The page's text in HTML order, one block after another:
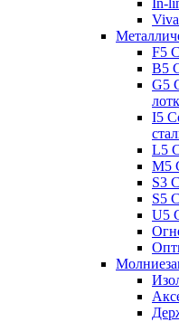
F5
B5
G5
I5
L5
M5
S3
S5
U5